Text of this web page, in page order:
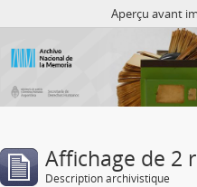
Aperçu avant
Affichage de 2
Description archivistique